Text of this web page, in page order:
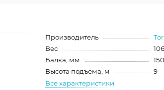
Производитель
Вес
Балка, мм
150
Высота подъема, м
9
Все характеристики